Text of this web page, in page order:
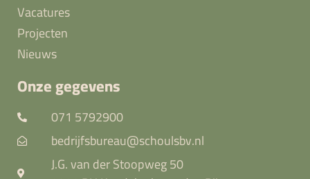
Vacatures
Projecten
Nieuws
Onze gegevens
071 5792900
bedrijfsbureau@schoulsbv.nl
J.G. van der Stoopweg 50